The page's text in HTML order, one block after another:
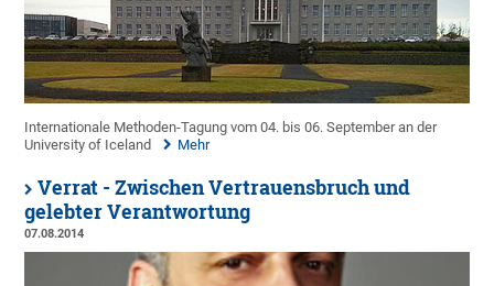
Internationale Methoden-Tagung vom 04. bis 06. September an der
University of Iceland
Mehr
Verrat - Zwischen Vertrauensbruch und
gelebter Verantwortung
07.08.2014